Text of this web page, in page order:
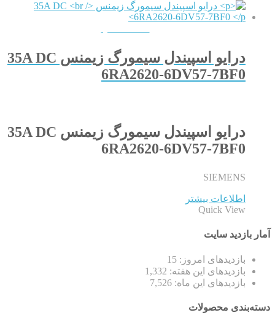
درایو اسپیندل سیمورگ زیمنس 35A DC
6RA2620-6DV57-7BF0
درایو اسپیندل سیمورگ زیمنس 35A DC
6RA2620-6DV57-7BF0
SIEMENS
اطلاعات بیشتر
Quick View
آمار بازدید سایت
بازدیدهای امروز: 15
بازدیدهای این هفته: 1,332
بازدیدهای این ماه: 7,526
دسته‌بندی محصولات